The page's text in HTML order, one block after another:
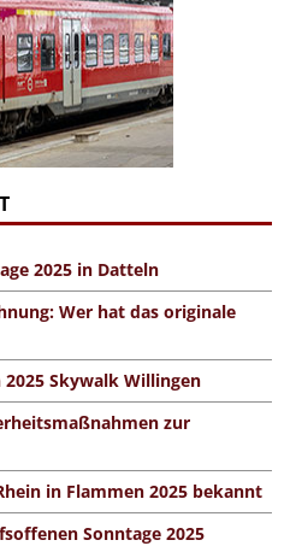
2025 in Datteln
Wer hat das originale
Skywalk Willingen
zur
in Flammen 2025 bekannt
Sonntage 2025